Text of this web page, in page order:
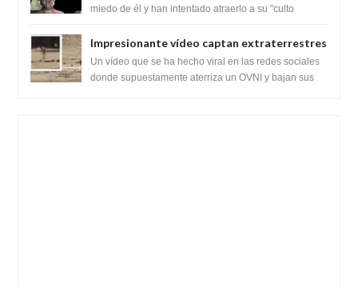
híbridos reptiles
miedo de él y han intentado atraerlo a su "culto
Impresionante vídeo captan extraterrestres
bajando de un OVNI en Arabia Saudita
Un vídeo que se ha hecho viral en las redes sociales
donde supuestamente aterriza un OVNI y bajan sus